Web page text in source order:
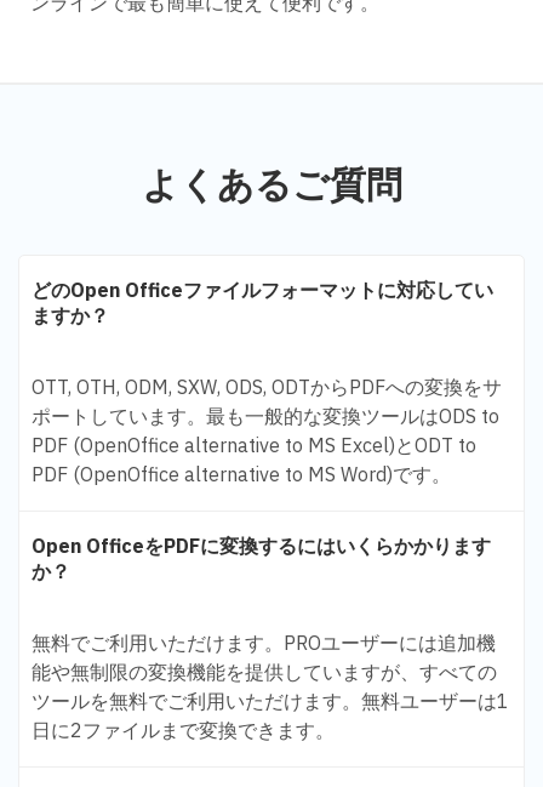
よくあるご質問
どのOpen Officeファイルフォーマットに対応してい
ますか？
OTT, OTH, ODM, SXW, ODS, ODTからPDFへの変換をサ
ポートしています。最も一般的な変換ツールはODS to
PDF (OpenOffice alternative to MS Excel)とODT to
PDF (OpenOffice alternative to MS Word)です。
Open OfficeをPDFに変換するにはいくらかかります
か？
無料でご利用いただけます。PROユーザーには追加機
能や無制限の変換機能を提供していますが、すべての
ツールを無料でご利用いただけます。無料ユーザーは1
日に2ファイルまで変換できます。